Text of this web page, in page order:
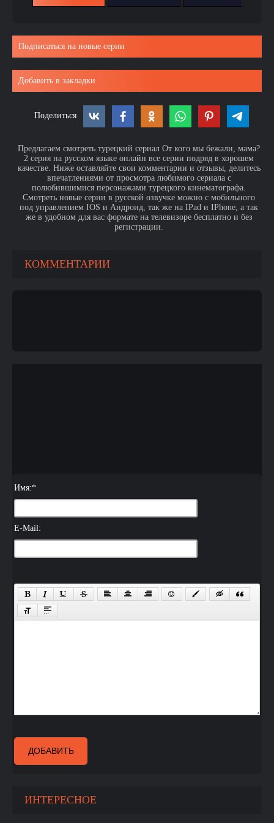
Подписаться на новые серии
Добавить в закладки
Поделиться
Предлагаем смотреть турецкий сериал От кого мы бежали, мама?
2 серия на русском языке онлайн все серии подряд в хорошем
качестве. Ниже оставляйте свои комментарии и отзывы, делитесь
впечатлениями от просмотра любимого сериала с
полюбившимися персонажами турецкого кинематографа.
Смотреть новые серии в русской озвучке можно с мобильного
под управлением IOS и Андроид, так же на IPad и IPhone, а так
же в удобном для вас формате на телевизоре бесплатно и без
регистрации.
КОММЕНТАРИИ
Имя:*
E-Mail:
ДОБАВИТЬ
ИНТЕРЕСНОЕ